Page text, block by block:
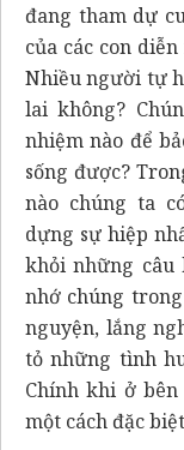
đang tham dự
của các con
Nhiều người tự
lai không?
nhiệm nào để
sống được?
nào chúng ta
dựng sự hiệp
khỏi những câu
nhớ chúng
nguyện, lắng
tỏ những tình
Chính khi ở
một cách đặc